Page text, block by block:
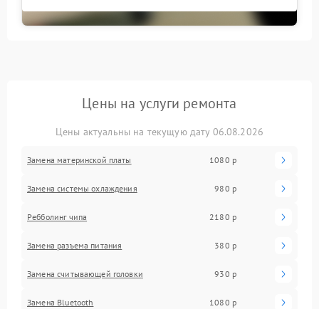
Цены на услуги ремонта
Цены актуальны на текущую дату 06.08.2026
Замена материнской платы 1080 р
Замена системы охлаждения 980 р
Ребболинг чипа 2180 р
Замена разъема питания 380 р
Замена считывающей головки 930 р
Замена Bluetooth 1080 р